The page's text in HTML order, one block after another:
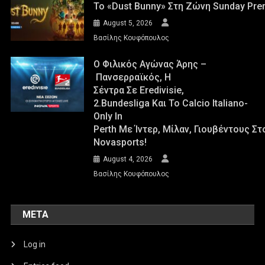
Το «Dust Bunny» Στη Ζώνη Sunday
August 5, 2026
Βασίλης Κουφόπουλος
Ο Φιλικός Αγώνας Άρης –
Πανσερραϊκός, Η
Σέντρα Σε Eredivisie,
2.Bundesliga Και Το Calcio Italiano-
Only In
Perth Με Ίντερ, Μίλαν, Γιουβέντους
Novasports!
August 4, 2026
Βασίλης Κουφόπουλος
META
Log in